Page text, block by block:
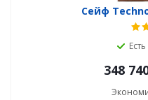
Сейф
348